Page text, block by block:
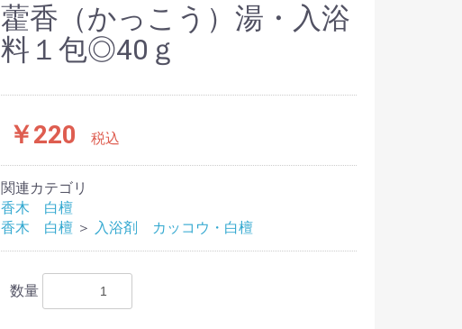
藿香（かっこう）湯・入浴
料１包◎40ｇ
￥220 税込
関連カテゴリ
香木 白檀
香木 白檀 ＞ 入浴剤 カッコウ・白檀
数量